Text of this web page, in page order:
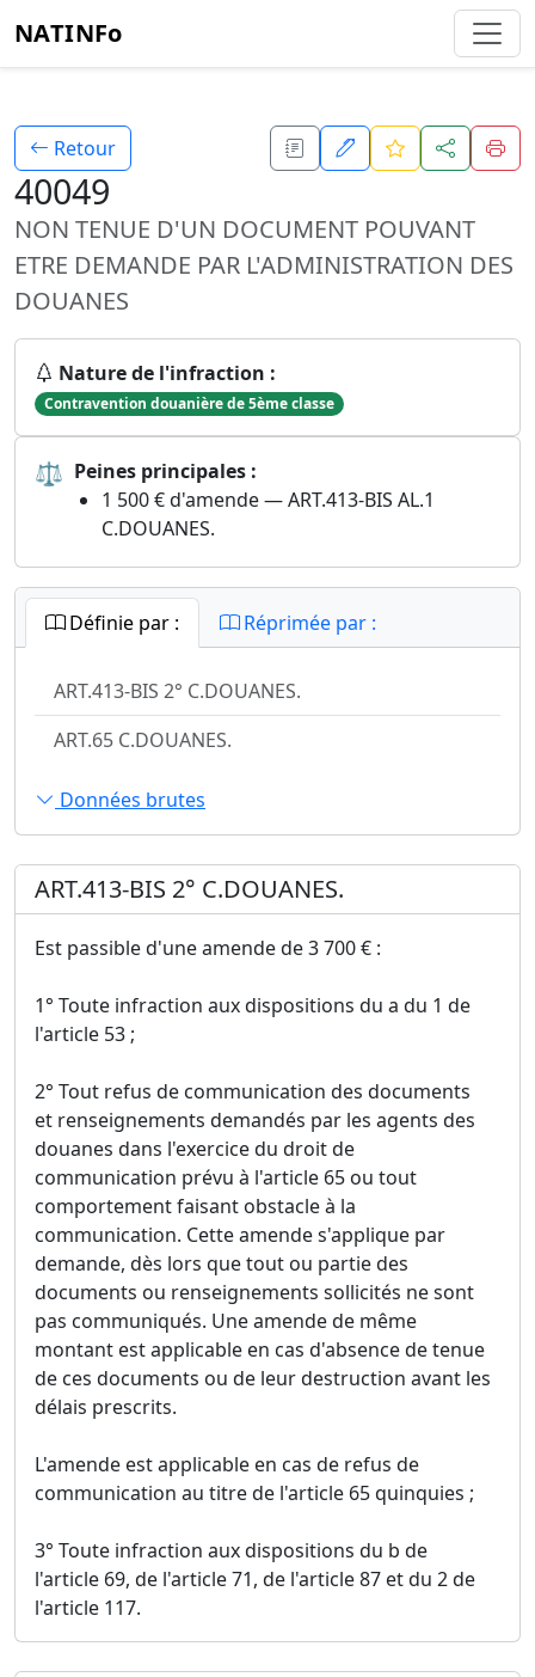
NATINFo
Retour
40049
NON TENUE D'UN DOCUMENT POUVANT
ETRE DEMANDE PAR L'ADMINISTRATION DES
DOUANES
Nature de l'infraction :
Contravention douanière de 5ème classe
⚖ Peines principales :
1 500 € d'amende — ART.413-BIS AL.1
C.DOUANES.
Définie par : Réprimée par :
ART.413-BIS 2° C.DOUANES.
ART.65 C.DOUANES.
Données brutes
ART.413-BIS 2° C.DOUANES.
Est passible d'une amende de 3 700 € :
1° Toute infraction aux dispositions du a du 1 de
l'article 53 ;
2° Tout refus de communication des documents
et renseignements demandés par les agents des
douanes dans l'exercice du droit de
communication prévu à l'article 65 ou tout
comportement faisant obstacle à la
communication. Cette amende s'applique par
demande, dès lors que tout ou partie des
documents ou renseignements sollicités ne sont
pas communiqués. Une amende de même
montant est applicable en cas d'absence de tenue
de ces documents ou de leur destruction avant les
délais prescrits.
L'amende est applicable en cas de refus de
communication au titre de l'article 65 quinquies ;
3° Toute infraction aux dispositions du b de
l'article 69, de l'article 71, de l'article 87 et du 2 de
l'article 117.